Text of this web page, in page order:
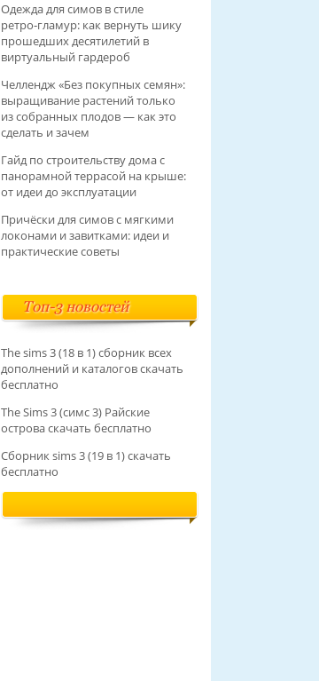
Одежда для симов в стиле
ретро‑гламур: как вернуть шику
прошедших десятилетий в
виртуальный гардероб
Челлендж «Без покупных семян»:
выращивание растений только
из собранных плодов — как это
сделать и зачем
Гайд по строительству дома с
панорамной террасой на крыше:
от идеи до эксплуатации
Причёски для симов с мягкими
локонами и завитками: идеи и
практические советы
Топ-3 новостей
The sims 3 (18 в 1) сборник всех
дополнений и каталогов скачать
бесплатно
The Sims 3 (симс 3) Райские
острова скачать бесплатно
Сборник sims 3 (19 в 1) скачать
бесплатно